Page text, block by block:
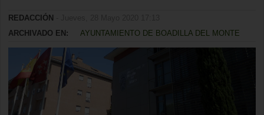
REDACCIÓN
ARCHIVADO EN:
AYUNTAMIENTO DE BOADILLA DEL MONTE